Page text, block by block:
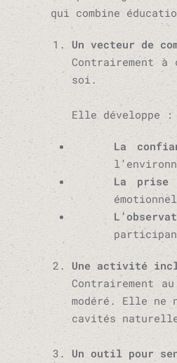
qui combine
Un vecteur de
Contrairement
soi.
Elle développe :
La
La prise
Une activité
Contrairement
modéré. Elle ne
cavités
Un outil pour